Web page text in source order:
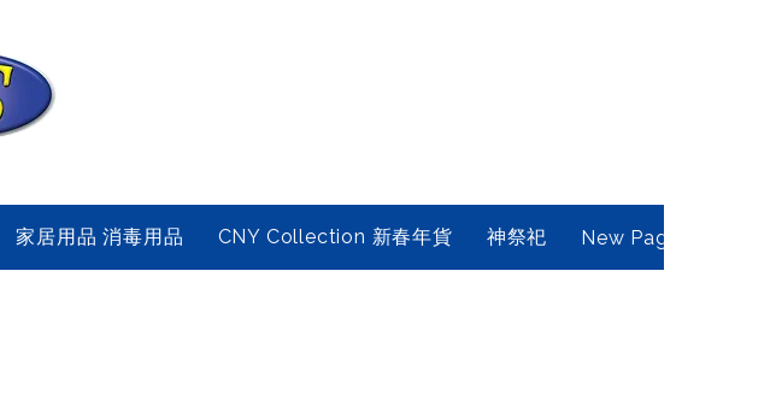
家居用品 消毒用品 CNY Collection 新春年貨 神祭祀 New Page